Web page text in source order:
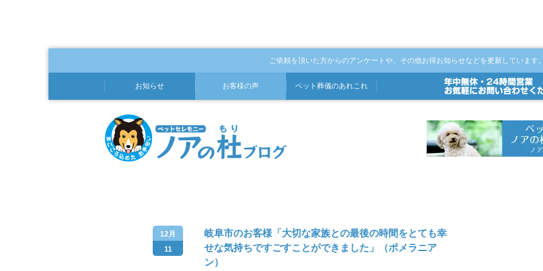
ご依頼を頂いた方からのアンケートや、その他お得お知らせなどを更新しています
お知らせ お客様の声 ペット 葬儀のあれこれ
12月
11
岐阜市のお客様「大切な家族との最後の時間をとても幸
せな気持ちですごすことができました」（ポメラニア
ン）